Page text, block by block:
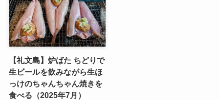
【礼文島】炉ばた ちどりで
生ビールを飲みながら生ほ
っけのちゃんちゃん焼きを
食べる（2025年7月）